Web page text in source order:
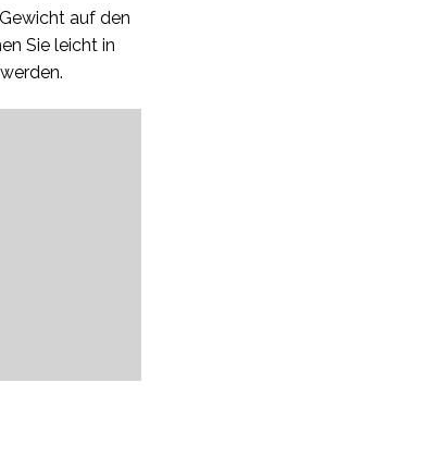
auf den
Sie leicht in